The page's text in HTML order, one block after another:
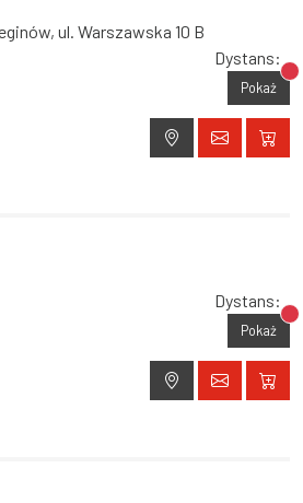
ul. Warszawska 10 B
Dystans:
Pokaż
Dystans:
Pokaż